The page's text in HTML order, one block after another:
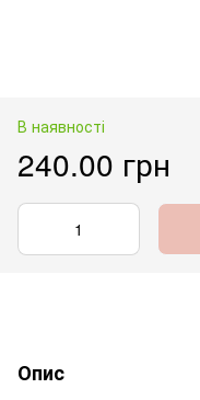
В наявності
240.00 грн
Опис